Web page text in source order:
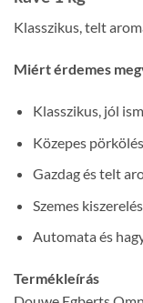
Klasszikus, telt
Miért érdemes
Klasszikus, jól
Közepes
Gazdag és telt
Szemes
Automata és
Termékleírás